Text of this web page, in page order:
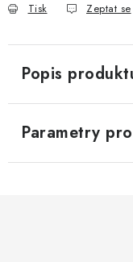
Tisk Zeptat se
Popis
Parametry